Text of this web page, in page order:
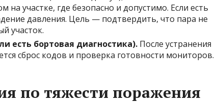
участке, где безопасно и допустимо. Если есть
давления. Цель — подтвердить, что пара не
участок.
есть бортовая диагностика). После устранения
сброс кодов и проверка готовности мониторов.
по тяжести поражения